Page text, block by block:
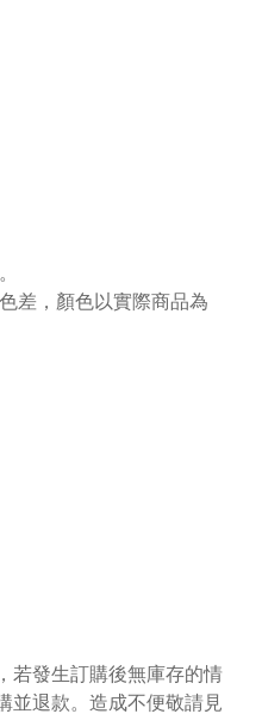
差，顏色以實際商品為
若發生訂購後無庫存的情
並退款。造成不便敬請見